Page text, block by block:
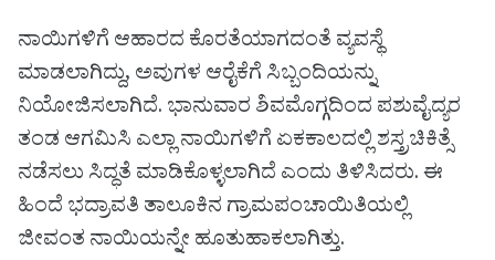
ನಾಯಿಗಳಿಗೆ ಆಹಾರದ ಕೊರತೆಯಾಗದಂತೆ ವ್ಯವಸ್ಥೆ
ಮಾಡಲಾಗಿದ್ದು, ಅವುಗಳ ಆರೈಕೆಗೆ ಸಿಬ್ಬಂದಿಯನ್ನು
ನಿಯೋಜಿಸಲಾಗಿದೆ. ಭಾನುವಾರ ಶಿವಮೊಗ್ಗದಿಂದ ಪಶುವೈದ್ಯರ
ತಂಡ ಆಗಮಿಸಿ ಎಲ್ಲಾ ನಾಯಿಗಳಿಗೆ ಏಕಕಾಲದಲ್ಲಿ ಶಸ್ತ್ರಚಿಕಿತ್ಸೆ
ನಡೆಸಲು ಸಿದ್ಧತೆ ಮಾಡಿಕೊಳ್ಳಲಾಗಿದೆ ಎಂದು ತಿಳಿಸಿದರು. ಈ
ಹಿಂದೆ ಭದ್ರಾವತಿ ತಾಲೂಕಿನ ಗ್ರಾಮಪಂಚಾಯಿತಿಯಲ್ಲಿ
ಜೀವಂತ ನಾಯಿಯನ್ನೇ ಹೂತುಹಾಕಲಾಗಿತ್ತು.